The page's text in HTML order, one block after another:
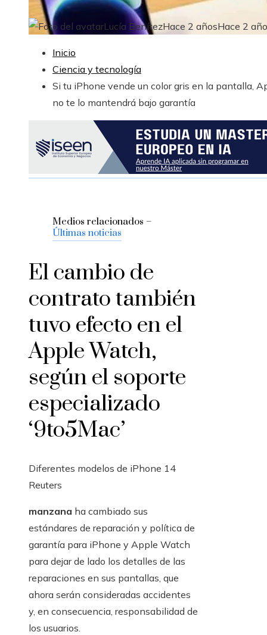
Lucía BenítezHace 2 añosHace 2
Inicio
Ciencia y tecnología
Si tu iPhone vende un color gris en la pantalla,
no te lo mantendrá bajo garantía
Medios relacionados –
Últimas noticias
El cambio de
contrato también
tuvo efecto en el
Apple Watch,
según el soporte
especializado
‘9to5Mac’
Diferentes modelos de iPhone 14
Reuters
manzana ha cambiado sus
estándares de reparación y política de
garantía para iPhone y Apple Watch
para dejar de lado los detalles de las
reparaciones en sus pantallas, que
ahora serán consideradas accidentes
y, en consecuencia, responsabilidad de
los usuarios.